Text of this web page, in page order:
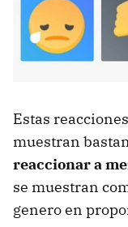
Estas
muestran
reaccionar a
se muestran
genero en